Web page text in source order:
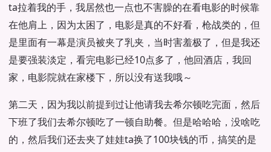
ta拉着我的手，我居然也一点也不害臊的在看电影的时候靠
在他肩上，因为太困了，电影是真的不好看，枪战类的，但
是里面有一幕是演员被夹了乳夹，当时害羞极了，但是我还
是要强装淡定，看完电影已经10点多了，他回酒店，我回
家，电影院就在家楼下，所以没有送我哦～
第二天，因为我以前提到过让他请我去希尔顿吃完面，然后
下班了我们去希尔顿吃了一顿自助餐。但是哈哈哈，没啥吃
的，然后我们还去夹了娃娃ta换了100块钱的币，搞笑的是